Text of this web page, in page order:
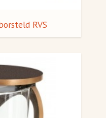
RVS